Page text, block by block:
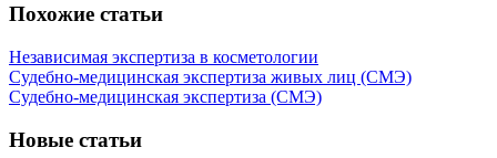
Похожие статьи
Независимая экспертиза в косметологии
Судебно-медицинская экспертиза живых лиц (СМЭ)
Судебно-медицинская экспертиза (СМЭ)
Новые статьи